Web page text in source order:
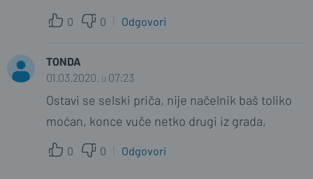
0 0 Odgovori
TONDA
01.03.2020. u 07:23
Ostavi se selski priča, nije načelnik baš toliko
moćan, konce vuče netko drugi iz grada,
0 0 Odgovori